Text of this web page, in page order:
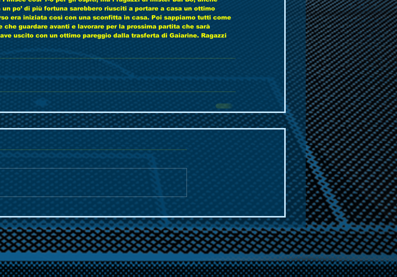
po’ di più fortuna sarebbero riusciti a portare a casa un ottimo
era iniziata così con una sconfitta in casa. Poi sappiamo tutti come
che guardare avanti e lavorare per la prossima partita che sarà
uscito con un ottimo pareggio dalla trasferta di Gaiarine. Ragazzi